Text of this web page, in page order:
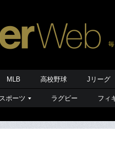
MLB 高校野球 Jリーグ
ポーツ ラグビー フィ